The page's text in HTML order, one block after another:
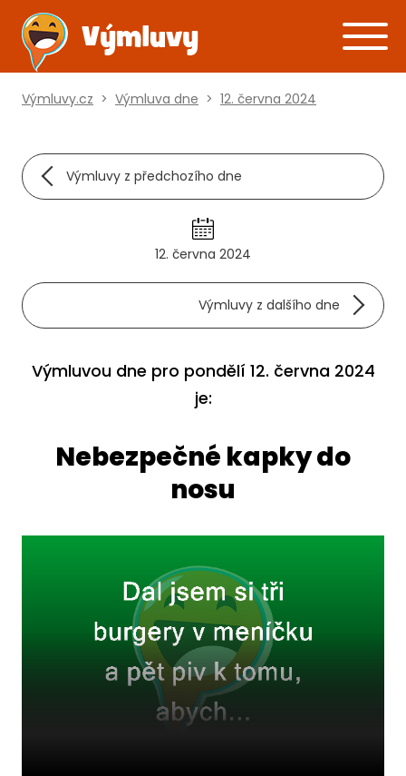
Výmluvy.cz > Výmluva dne > 12. června 2024
Výmluvy z předchozího dne
12. června 2024
Výmluvy z dalšího dne
Výmluvou dne pro pondělí 12. června 2024
je:
Nebezpečné kapky do
nosu